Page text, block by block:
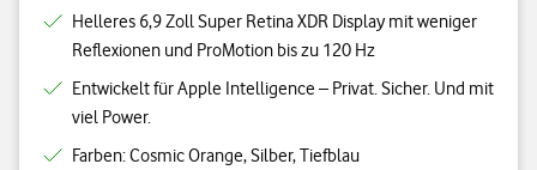
Helleres 6,9 Zoll Super Retina XDR Display mit weniger
Reflexionen und ProMotion bis zu 120 Hz
Entwickelt für Apple Intelligence – Privat. Sicher. Und mit
viel Power.
Farben: Cosmic Orange, Silber, Tiefblau